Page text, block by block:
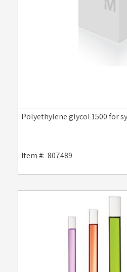
Polyethylene glycol 1500 for
Item #: 807489